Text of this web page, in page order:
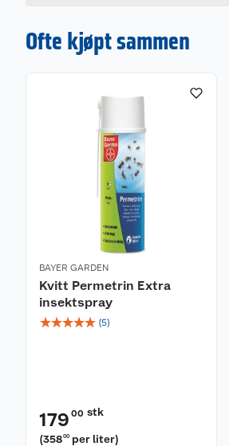
Ofte kjøpt sammen
BAYER GARDEN
Kvitt Permetrin Extra
insektspray
☆☆☆☆☆ (5)
179 00 stk
(35800 per liter)